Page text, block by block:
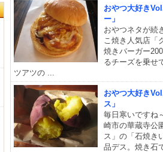
おやつ大好き
ー」
おやつネタが続
こ焼き人気店「
焼きバーガー
るチーズを乗せ
ツアツの ...
おやつ大好き
ス」
毎日寒いですね
崎市の華蔵寺公
ス」の「石焼き
品デス。焼き石